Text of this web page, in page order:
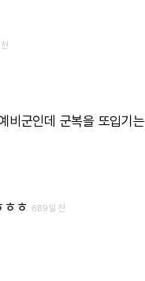
비군인데 군복을 또입기는
ㅎㅎ 689일 전